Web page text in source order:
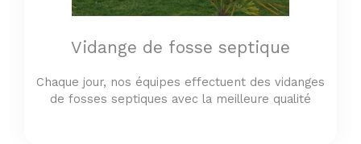
Vidange de fosse septique
Chaque jour, nos équipes effectuent des vidanges
de fosses septiques avec la meilleure qualité